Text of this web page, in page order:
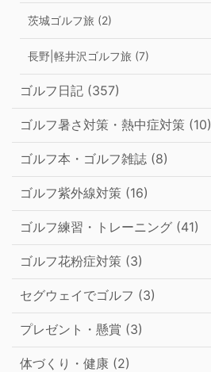
茨城ゴルフ旅 (2)
長野|軽井沢ゴルフ旅 (7)
ゴルフ日記 (357)
ゴルフ暑さ対策・熱中症対策 (10)
ゴルフ本・ゴルフ雑誌 (8)
ゴルフ紫外線対策 (16)
ゴルフ練習・トレーニング (41)
ゴルフ花粉症対策 (3)
セグウェイでゴルフ (3)
プレゼント・懸賞 (3)
体づくり・健康 (2)